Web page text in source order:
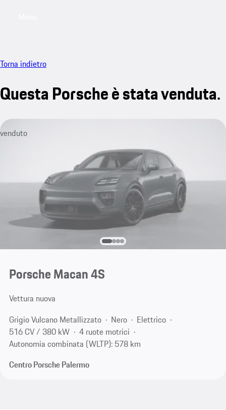
Torna indietro
Questa Porsche è stata venduta.
venduto
Porsche Macan 4S
Vettura nuova
Grigio Vulcano Metallizzato
Nero
Elettrico
516 CV / 380 kW
4 ruote motrici
Autonomia combinata (WLTP): 578 km
Centro Porsche Palermo